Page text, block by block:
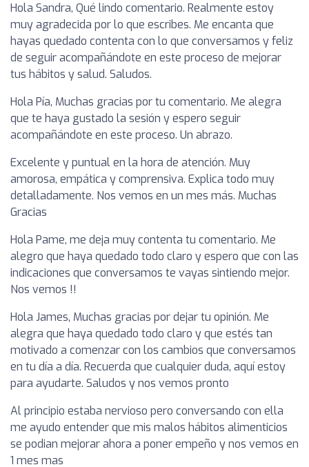
Hola Sandra, Qué lindo comentario. Realmente estoy
muy agradecida por lo que escribes. Me encanta que
hayas quedado contenta con lo que conversamos y feliz
de seguir acompañándote en este proceso de mejorar
tus hábitos y salud. Saludos.
Hola Pía, Muchas gracias por tu comentario. Me alegra
que te haya gustado la sesión y espero seguir
acompañándote en este proceso. Un abrazo.
Excelente y puntual en la hora de atención. Muy
amorosa, empática y comprensiva. Explica todo muy
detalladamente. Nos vemos en un mes más. Muchas
Gracias
Hola Pame, me deja muy contenta tu comentario. Me
alegro que haya quedado todo claro y espero que con las
indicaciones que conversamos te vayas sintiendo mejor.
Nos vemos !!
Hola James, Muchas gracias por dejar tu opinión. Me
alegra que haya quedado todo claro y que estés tan
motivado a comenzar con los cambios que conversamos
en tu día a día. Recuerda que cualquier duda, aquí estoy
para ayudarte. Saludos y nos vemos pronto
Al principio estaba nervioso pero conversando con ella
me ayudo entender que mis malos hábitos alimenticios
se podian mejorar ahora a poner empeño y nos vemos en
1 mes mas